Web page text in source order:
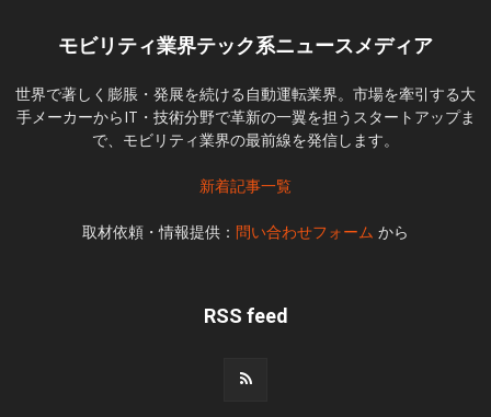
モビリティ業界テック系ニュースメディア
世界で著しく膨脹・発展を続ける自動運転業界。市場を牽引する大
手メーカーからIT・技術分野で革新の一翼を担うスタートアップま
で、モビリティ業界の最前線を発信します。
新着記事一覧
取材依頼・情報提供： 問い合わせフォーム から
RSS feed